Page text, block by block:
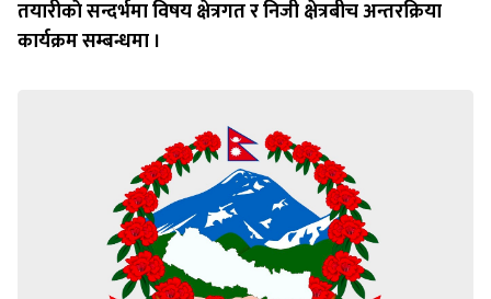
तयारीकाे सन्दर्भमा विषय क्षेत्रगत र निजी क्षेत्रबीच अन्तरक्रिया
कार्यक्रम सम्बन्धमा ।